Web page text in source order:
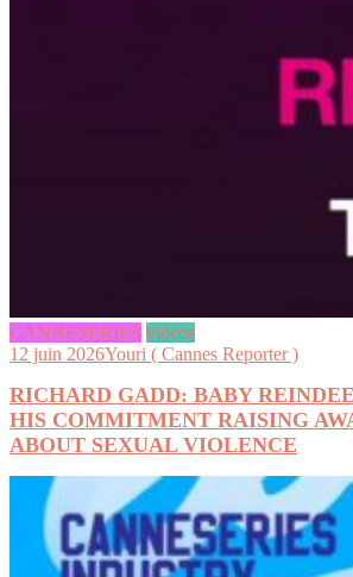
CANNESERIES videos
12 juin 2026Youri ( Cannes Reporter )
RICHARD GADD: BABY
HIS COMMITMENT RAISING
ABOUT SEXUAL VIOLENCE